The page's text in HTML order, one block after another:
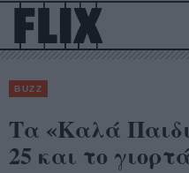
BUZZ
Τα «Καλά
25 και το